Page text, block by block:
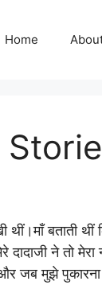
Home
थीं।माँ बताती
ने तो
जब मुझे पुकारना